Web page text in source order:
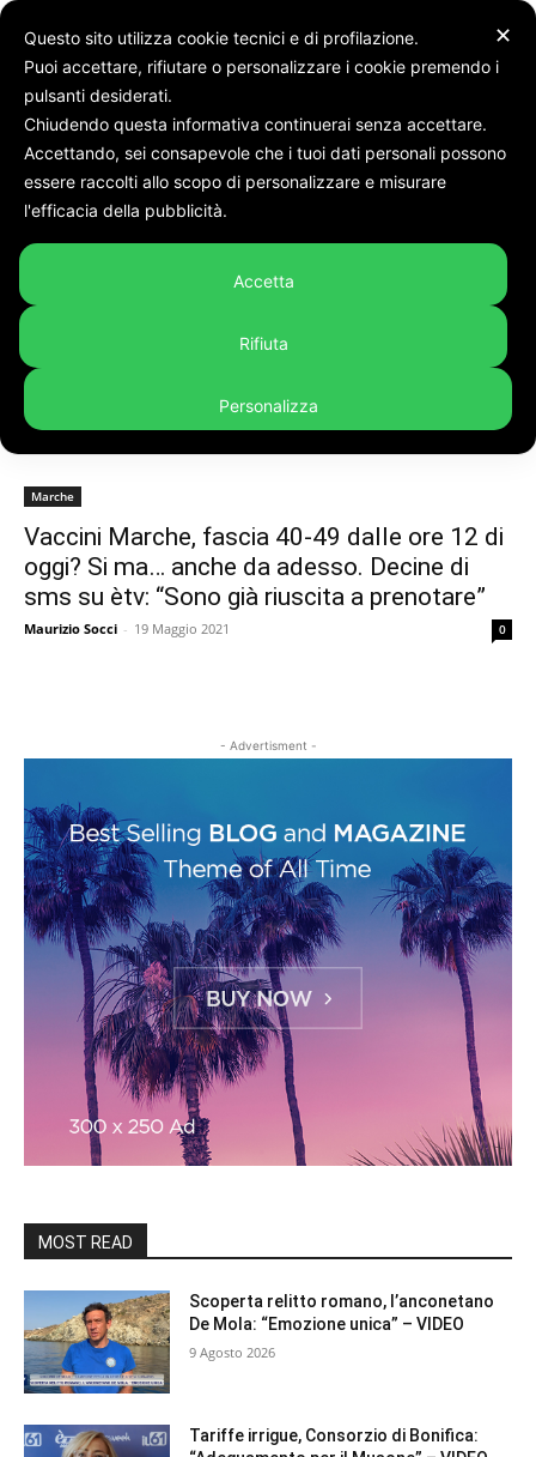
Vaccini Marche
Tag:Vaccini Marche
Marche
Vaccini Marche, fascia 40-49 dalle ore 12 di
oggi? Si ma… anche da adesso. Decine di
sms su ètv: “Sono già riuscita a prenotare”
Maurizio Socci - 19 Maggio 2021 0
- Advertisment -
MOST READ
Scoperta relitto romano, l’anconetano
De Mola: “Emozione unica” – VIDEO
9 Agosto 2026
Tariffe irrigue, Consorzio di Bonifica:
✕
Questo sito utilizza cookie tecnici e di profilazione.
Puoi accettare, rifiutare o personalizzare i cookie premendo i
pulsanti desiderati.
Chiudendo questa informativa continuerai senza accettare.
Accettando, sei consapevole che i tuoi dati personali possono
essere raccolti allo scopo di personalizzare e misurare
l'efficacia della pubblicità.
Accetta
Rifiuta
Personalizza